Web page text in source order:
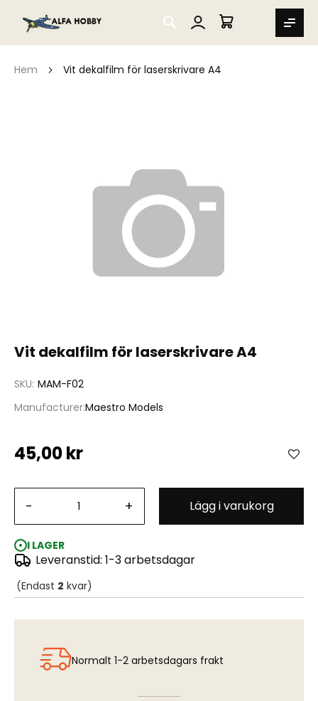
SEARCH
MIN VARUKORG
Hem Vit dekalfilm för laserskrivare A4
Vit dekalfilm för laserskrivare A4
SKU MAM-F02
ManufacturerMaestro Models
45,00 kr
- + Lägg i varukorg
I LAGER
Leveranstid: 1-3 arbetsdagar
(Endast 2 kvar)
Hoppa
av
bildgalleriet
Normalt 1-2 arbetsdagars frakt